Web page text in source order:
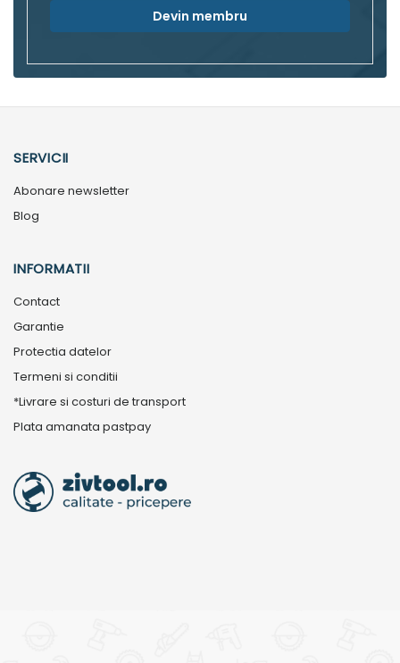
Devin membru
SERVICII
Abonare newsletter
Blog
INFORMATII
Contact
Garantie
Protectia datelor
Termeni si conditii
*Livrare si costuri de transport
Plata amanata pastpay